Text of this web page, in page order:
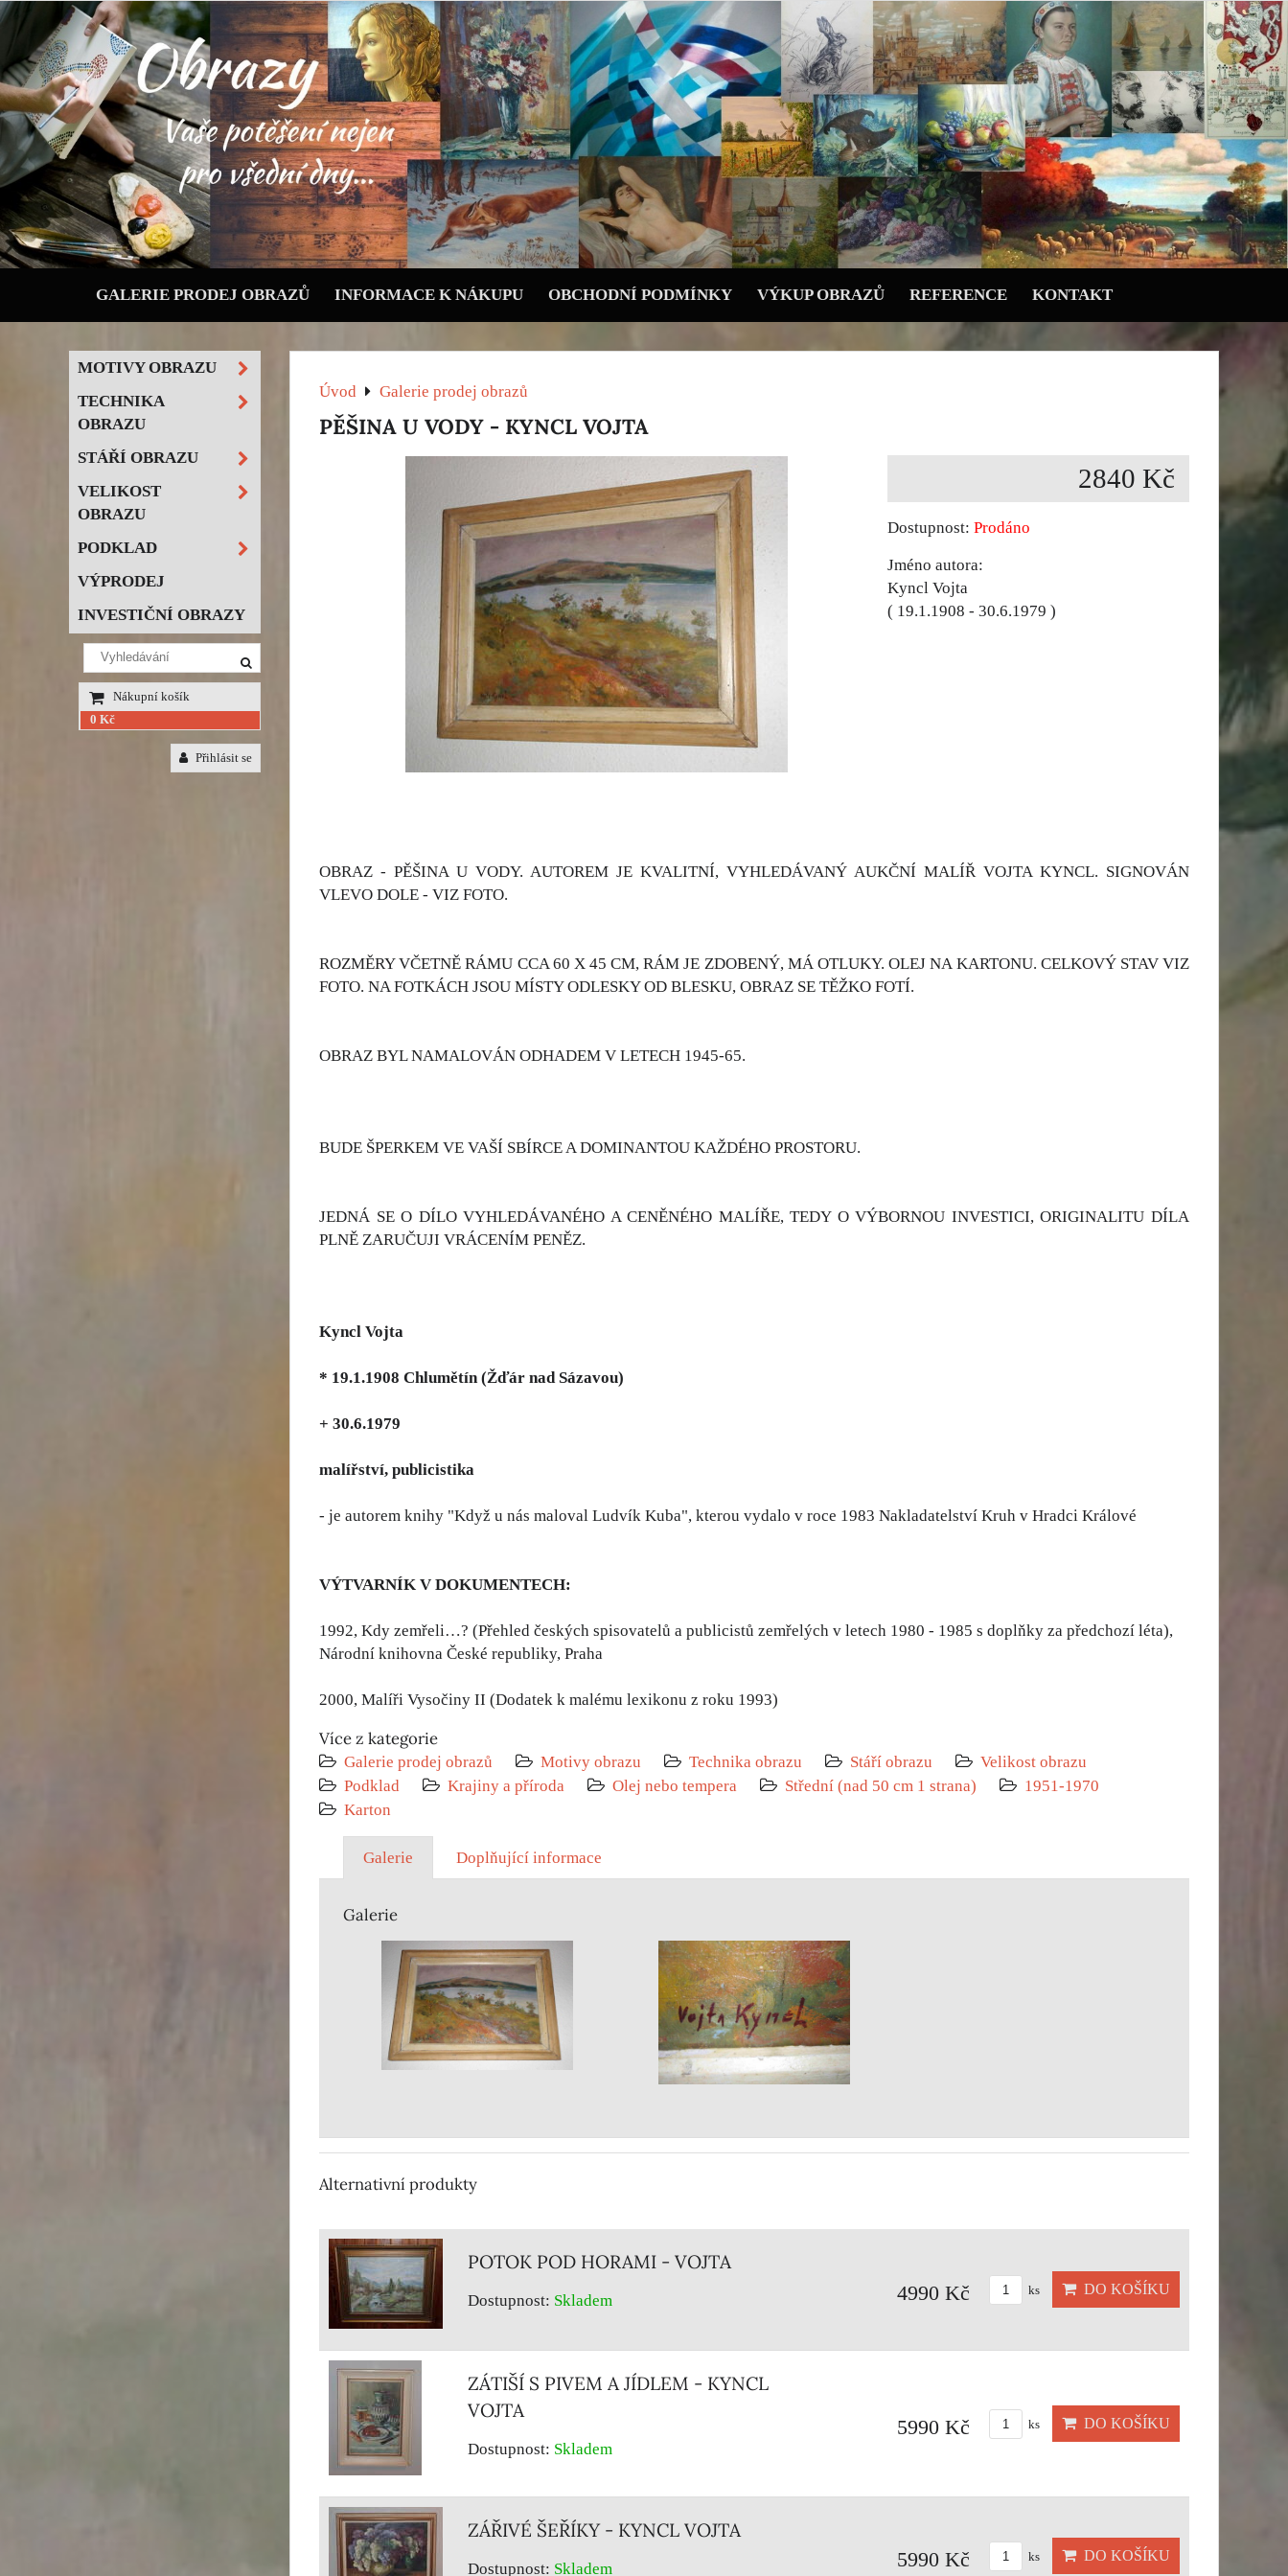
GALERIE PRODEJ OBRAZŮ INFORMACE K NÁKUPU OBCHODNÍ PODMÍNKY VÝKUP OBRAZŮ REFERENCE KONTAKT
Úvod Galerie prodej obrazů
PĚŠINA U VODY - KYNCL VOJTA
2840 Kč
Dostupnost: Prodáno
Jméno autora:
Kyncl Vojta
( 19.1.1908 - 30.6.1979 )
OBRAZ - PĚŠINA U VODY. AUTOREM JE KVALITNÍ, VYHLEDÁVANÝ AUKČNÍ MALÍŘ VOJTA KYNCL. SIGNOVÁN
VLEVO DOLE - VIZ FOTO.
ROZMĚRY VČETNĚ RÁMU CCA 60 X 45 CM, RÁM JE ZDOBENÝ, MÁ OTLUKY. OLEJ NA KARTONU. CELKOVÝ STAV VIZ
FOTO. NA FOTKÁCH JSOU MÍSTY ODLESKY OD BLESKU, OBRAZ SE TĚŽKO FOTÍ.
OBRAZ BYL NAMALOVÁN ODHADEM V LETECH 1945-65.
BUDE ŠPERKEM VE VAŠÍ SBÍRCE A DOMINANTOU KAŽDÉHO PROSTORU.
JEDNÁ SE O DÍLO VYHLEDÁVANÉHO A CENĚNÉHO MALÍŘE, TEDY O VÝBORNOU INVESTICI, ORIGINALITU DÍLA
PLNĚ ZARUČUJI VRÁCENÍM PENĚZ.
Kyncl Vojta
* 19.1.1908 Chlumětín (Žďár nad Sázavou)
+ 30.6.1979
malířství, publicistika
- je autorem knihy "Když u nás maloval Ludvík Kuba", kterou vydalo v roce 1983 Nakladatelství Kruh v Hradci Králové
VÝTVARNÍK V DOKUMENTECH:
1992, Kdy zemřeli…? (Přehled českých spisovatelů a publicistů zemřelých v letech 1980 - 1985 s doplňky za předchozí léta),
Národní knihovna České republiky, Praha
2000, Malíři Vysočiny II (Dodatek k malému lexikonu z roku 1993)
Více z kategorie
Galerie prodej obrazů Motivy obrazu Technika obrazu Stáří obrazu
Velikost obrazu
Podklad
Krajiny a příroda Olej nebo tempera Střední (nad 50 cm 1 strana)
1951-1970
Karton
Galerie Doplňující informace
Galerie
Alternativní produkty
POTOK POD HORAMI - VOJTA
Dostupnost: Skladem 4990 Kč ks DO KOŠÍKU
ZÁTIŠÍ S PIVEM A JÍDLEM - KYNCL
VOJTA
Dostupnost: Skladem
5990 Kč ks DO KOŠÍKU
ZÁŘIVÉ ŠEŘÍKY - KYNCL VOJTA
Dostupnost: Skladem 5990 Kč ks DO KOŠÍKU
MOTIVY OBRAZU
TECHNIKA
OBRAZU
STÁŘÍ OBRAZU
VELIKOST
OBRAZU
PODKLAD
VÝPRODEJ
INVESTIČNÍ OBRAZY
Nákupní košík
0 Kč
Přihlásit se